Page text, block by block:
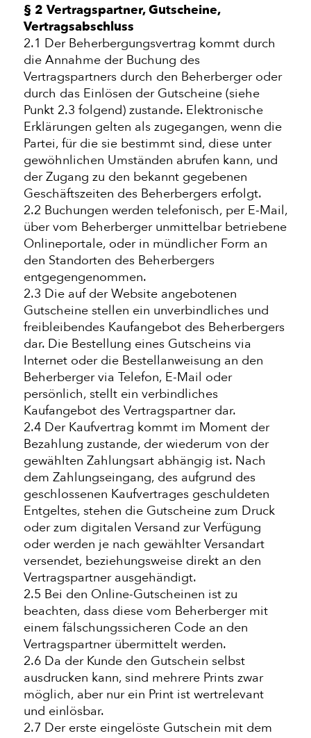
§ 2 Vertragspartner, Gutscheine,
Vertragsabschluss
2.1 Der Beherbergungsvertrag kommt durch
die Annahme der Buchung des
Vertragspartners durch den Beherberger oder
durch das Einlösen der Gutscheine (siehe
Punkt 2.3 folgend) zustande. Elektronische
Erklärungen gelten als zugegangen, wenn die
Partei, für die sie bestimmt sind, diese unter
gewöhnlichen Umständen abrufen kann, und
der Zugang zu den bekannt gegebenen
Geschäftszeiten des Beherbergers erfolgt.
2.2 Buchungen werden telefonisch, per E-Mail,
über vom Beherberger unmittelbar betriebene
Onlineportale, oder in mündlicher Form an
den Standorten des Beherbergers
entgegengenommen.
2.3 Die auf der Website angebotenen
Gutscheine stellen ein unverbindliches und
freibleibendes Kaufangebot des Beherbergers
dar. Die Bestellung eines Gutscheins via
Internet oder die Bestellanweisung an den
Beherberger via Telefon, E-Mail oder
persönlich, stellt ein verbindliches
Kaufangebot des Vertragspartner dar.
2.4 Der Kaufvertrag kommt im Moment der
Bezahlung zustande, der wiederum von der
gewählten Zahlungsart abhängig ist. Nach
dem Zahlungseingang, des aufgrund des
geschlossenen Kaufvertrages geschuldeten
Entgeltes, stehen die Gutscheine zum Druck
oder zum digitalen Versand zur Verfügung
oder werden je nach gewählter Versandart
versendet, beziehungsweise direkt an den
Vertragspartner ausgehändigt.
2.5 Bei den Online-Gutscheinen ist zu
beachten, dass diese vom Beherberger mit
einem fälschungssicheren Code an den
Vertragspartner übermittelt werden.
2.6 Da der Kunde den Gutschein selbst
ausdrucken kann, sind mehrere Prints zwar
möglich, aber nur ein Print ist wertrelevant
und einlösbar.
2.7 Der erste eingelöste Gutschein mit dem